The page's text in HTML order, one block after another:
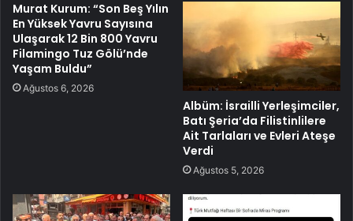
Murat Kurum: “Son Beş Yılın
En Yüksek Yavru Sayısına
Ulaşarak 12 Bin 800 Yavru
Filamingo Tuz Gölü’nde
Yaşam Buldu”
Ağustos 6, 2026
Albüm: İsrailli Yerleşimciler,
Batı Şeria’da Filistinlilere
Ait Tarlaları ve Evleri Ateşe
Verdi
Ağustos 5, 2026